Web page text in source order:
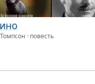
· повесть